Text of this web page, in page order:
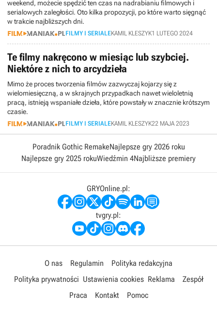
weekend, możecie spędzić ten czas na nadrabianiu filmowych i
serialowych zaległości. Oto kilka propozycji, po które warto sięgnąć
w trakcie najbliższych dni.
FILMY I SERIALEKAMIL KLESZYK1 LUTEGO 2024
Te filmy nakręcono w miesiąc lub szybciej.
Niektóre z nich to arcydzieła
Mimo że proces tworzenia filmów zazwyczaj kojarzy się z
wielomiesięczną, a w skrajnych przypadkach nawet wieloletnią
pracą, istnieją wspaniałe dzieła, które powstały w znacznie krótszym
czasie.
FILMY I SERIALEKAMIL KLESZYK22 MAJA 2023
Poradnik Gothic RemakeNajlepsze gry 2026 roku
Najlepsze gry 2025 rokuWiedźmin 4Najbliższe premiery
GRYOnline.pl:
tvgry.pl:
O nas Regulamin
Polityka redakcyjna
Polityka prywatności Ustawienia cookies Reklama
Zespół
Praca
Kontakt Pomoc